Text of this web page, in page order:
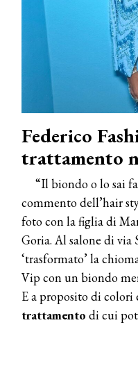
Federico
trattamento
“Il biondo o lo sai
commento dell’hair
foto con la figlia di
Goria. Al salone di
‘trasformato’ la
Vip con un biondo
E a proposito di colori
trattamento di cui